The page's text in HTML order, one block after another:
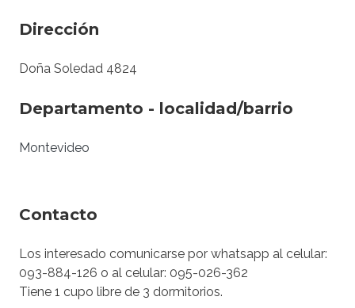
Dirección
Doña Soledad 4824
Departamento - localidad/barrio
Montevideo
Contacto
Los interesado comunicarse por whatsapp al celular:
093-884-126 o al celular: 095-026-362
Tiene 1 cupo libre de 3 dormitorios.